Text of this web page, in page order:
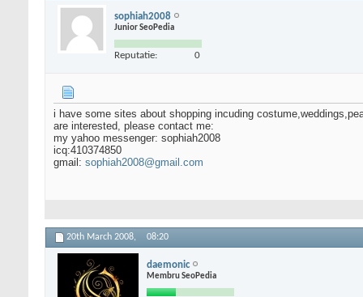
sophiah2008
Junior SeoPedia
Reputatie: 0
i have some sites about shopping incuding
are interested, please contact me:
my yahoo messenger: sophiah2008
icq:410374850
gmail: sophiah2008@gmail.com
20th March 2008, 08:20
daemonic
Membru SeoPedia